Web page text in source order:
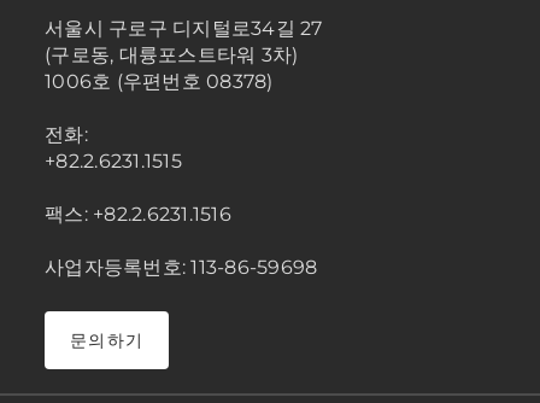
서울시 구로구 디지털로34길 27
(구로동, 대륭포스트타워 3차)
1006호 (우편번호 08378)
전화:
+82.2.6231.1515
팩스: +82.2.6231.1516
사업자등록번호: 113-86-59698
문의하기